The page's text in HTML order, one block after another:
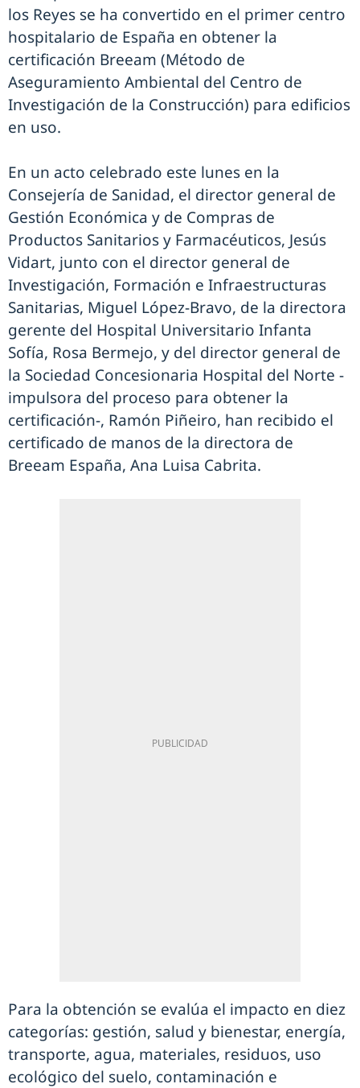
los Reyes se ha convertido en el primer centro
hospitalario de España en obtener la
certificación Breeam (Método de
Aseguramiento Ambiental del Centro de
Investigación de la Construcción) para edificios
en uso.
En un acto celebrado este lunes en la
Consejería de Sanidad, el director general de
Gestión Económica y de Compras de
Productos Sanitarios y Farmacéuticos, Jesús
Vidart, junto con el director general de
Investigación, Formación e Infraestructuras
Sanitarias, Miguel López-Bravo, de la directora
gerente del Hospital Universitario Infanta
Sofía, Rosa Bermejo, y del director general de
la Sociedad Concesionaria Hospital del Norte -
impulsora del proceso para obtener la
certificación-, Ramón Piñeiro, han recibido el
certificado de manos de la directora de
Breeam España, Ana Luisa Cabrita.
Para la obtención se evalúa el impacto en diez
categorías: gestión, salud y bienestar, energía,
transporte, agua, materiales, residuos, uso
ecológico del suelo, contaminación e